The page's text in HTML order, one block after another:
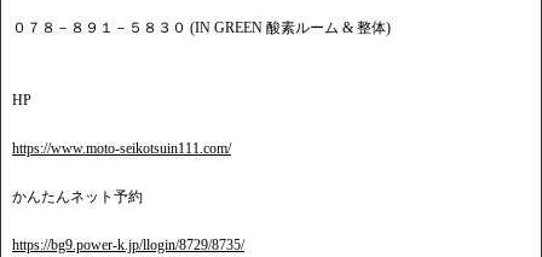
０７８－８９１－５８３０ (IN GREEN 酸素ルーム & 整体)
HP
https://www.moto-seikotsuin111.com/
かんたんネット予約
https://bg9.power-k.jp/llogin/8729/8735/